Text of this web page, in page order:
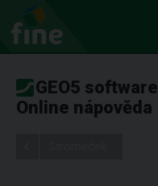
GEO5 software
Online nápověda